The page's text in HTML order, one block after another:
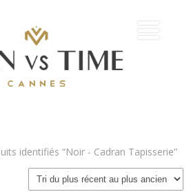
identifiés “Noir - Cadran Tapisserie”